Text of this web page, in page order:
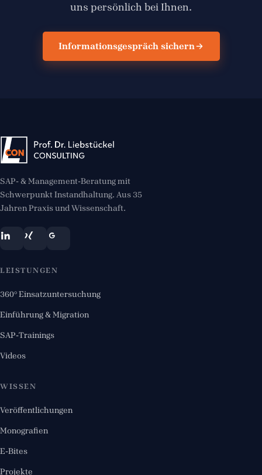
uns persönlich bei Ihnen.
Informationsgespräch sichern
SAP- & Management-Beratung mit
Schwerpunkt Instandhaltung. Aus 35
Jahren Praxis und Wissenschaft.
LEISTUNGEN
360° Einsatzuntersuchung
Einführung & Migration
SAP-Trainings
Videos
WISSEN
Veröffentlichungen
Monografien
E-Bites
Projekte